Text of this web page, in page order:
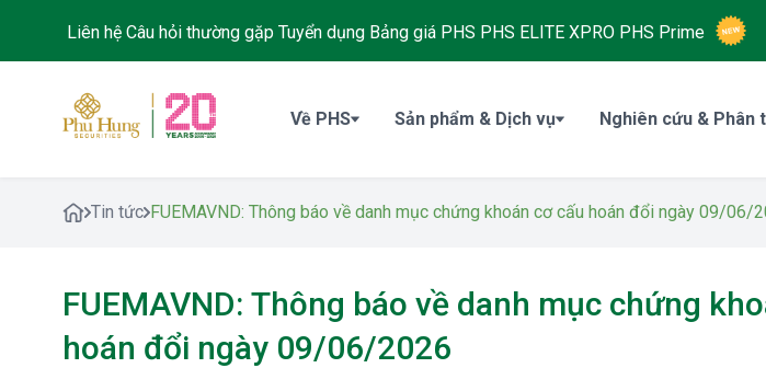
Liên hệ Câu hỏi thường gặp Tuyển dụng Bảng giá PHS PHS ELITE XPRO PHS Prime
Về PHS Sản phẩm & Dịch vụ Nghiên cứu & Phân
Tin tức FUEMAVND: Thông báo về danh mục chứng khoán cơ cấu hoán đổi ngày 09/06/
FUEMAVND: Thông báo về danh mục chứng
hoán đổi ngày 09/06/2026